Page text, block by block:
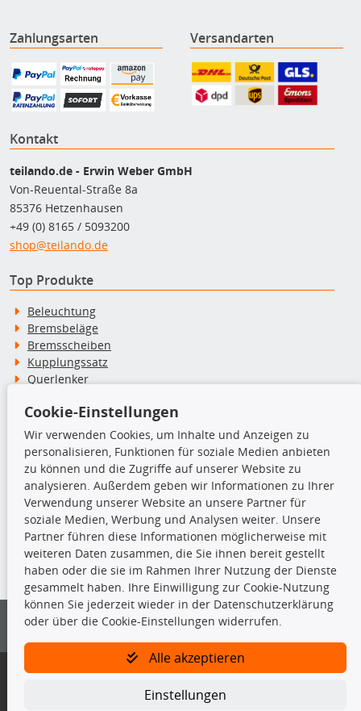
Zahlungsarten Versandarten
Kontakt
teilando.de - Erwin Weber GmbH
Von-Reuental-Straße 8a
85376 Hetzenhausen
+49 (0) 8165 / 5093200
shop@teilando.de
Top Produkte
Beleuchtung
Bremsbeläge
Bremsscheiben
Kupplungssatz
Querlenker
Stoßdämpfer
TecDoc Inside
Die hier angezeigten Daten insbesondere die gesamte Datenbank dürfen
nicht kopiert werden.
Es ist zu unterlassen, die Daten oder die gesamte Datenbank ohne
vorherige Zustimmung von TecDoc zu vervielfältigen, zu verbreiten
und/oder diese Handlungen durch Dritte ausführen zu lassen. Ein
Bitte prüfen Sie, ob das über unseren Onlineshop identifizierte Ersatzteil
Gegebenenfalls sind ergänzende Informationen notwendig, um
Cookie-Einstellungen
Wir verwenden Cookies, um Inhalte und Anzeigen zu
personalisieren, Funktionen für soziale Medien anbieten
zu können und die Zugriffe auf unserer Website zu
analysieren. Außerdem geben wir Informationen zu Ihrer
Verwendung unserer Website an unsere Partner für
soziale Medien, Werbung und Analysen weiter. Unsere
Partner führen diese Informationen möglicherweise mit
weiteren Daten zusammen, die Sie ihnen bereit gestellt
haben oder die sie im Rahmen Ihrer Nutzung der Dienste
gesammelt haben. Ihre Einwilligung zur Cookie-Nutzung
können Sie jederzeit wieder in der Datenschutzerklärung
oder über die Cookie-Einstellungen widerrufen.
Alle akzeptieren
Einstellungen